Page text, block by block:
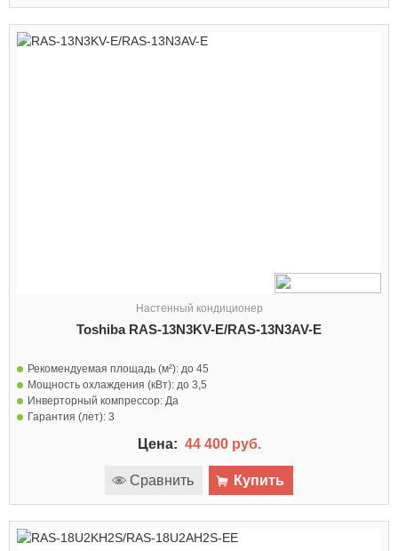
Настенный кондиционер
Toshiba RAS-13N3KV-E/RAS-13N3AV-E
Рекомендуемая площадь (м²): до 45
Мощность охлаждения (кВт): до 3,5
Инверторный компрессор: Да
Гарантия (лет): 3
Цена: 44 400 руб.
Сравнить Купить